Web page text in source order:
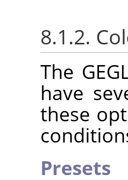
8.1.2.
The
have
these
Presets